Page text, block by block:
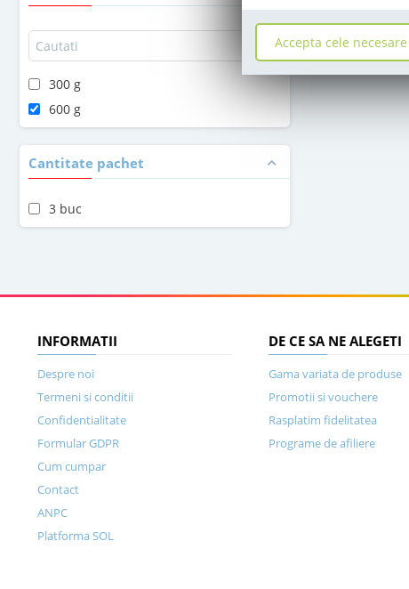
300 g
600 g
Cantitate pachet
3 buc
INFORMATII
Despre noi
Termeni si conditii
Confidentialitate
Formular GDPR
Cum cumpar
Contact
ANPC
Platforma SOL
DE CE SA NE ALEGETI
Gama variata de produse
Promotii si vouchere
Rasplatim fidelitatea
Programe de afiliere
Accepta cele necesare